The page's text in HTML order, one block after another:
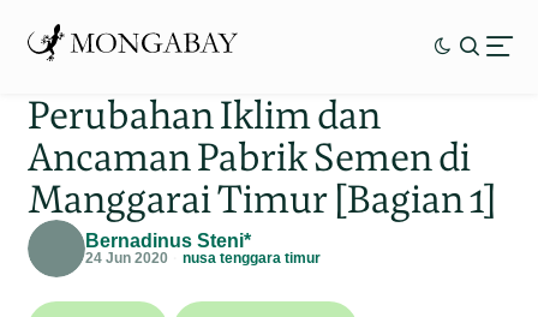
Perubahan Iklim dan
Ancaman Pabrik Semen di
Manggarai Timur [Bagian 1]
Bernadinus Steni*
24 Jun 2020 nusa tenggara timur